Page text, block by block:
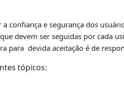
confiança e segurança dos
devem ser seguidas por cada
para devida aceitação é de
tópicos: